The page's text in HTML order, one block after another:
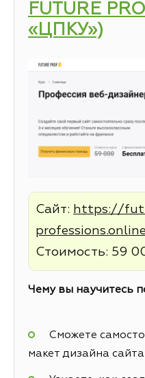
FUTURE
«ЦПКУ»)
Сайт: https://
Стоимость: 59
Чему вы научитесь
Сможете
макет дизайна